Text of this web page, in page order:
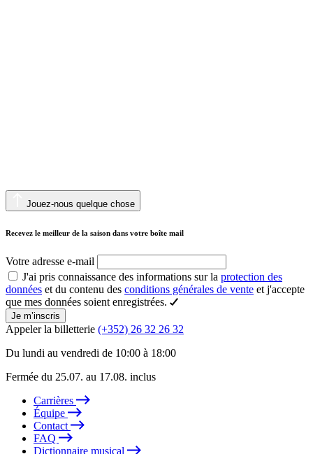
Jouez-nous quelque chose
Recevez le meilleur de la saison dans votre boîte mail
Votre adresse e-mail
J'ai pris connaissance des informations sur la protection des
données et du contenu des conditions générales de vente et j'accepte
que mes données soient enregistrées.
Je m’inscris
Appeler la billetterie (+352) 26 32 26 32
Du lundi au vendredi de 10:00 à 18:00
Fermée du 25.07. au 17.08. inclus
Carrières
Équipe
Contact
FAQ
Dictionnaire musical